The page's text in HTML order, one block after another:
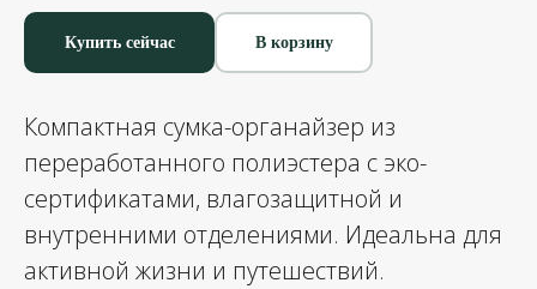
Купить сейчас В корзину
Компактная сумка-органайзер из
переработанного полиэстера с эко-
сертификатами, влагозащитной и
внутренними отделениями. Идеальна для
активной жизни и путешествий.